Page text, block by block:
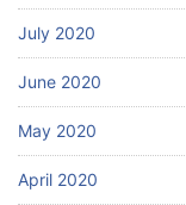
July 2020
June 2020
May 2020
April 2020